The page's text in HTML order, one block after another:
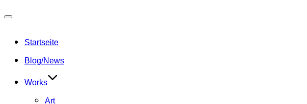
umschalten
Startseite
Blog/News
Works
Art